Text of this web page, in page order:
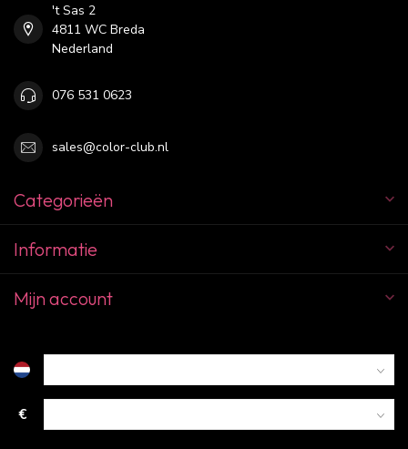
't Sas 2
4811 WC Breda
Nederland
076 531 0623
sales@color-club.nl
Categorieën
Informatie
Mijn account
€